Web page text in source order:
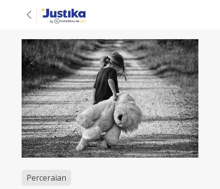
Perceraian